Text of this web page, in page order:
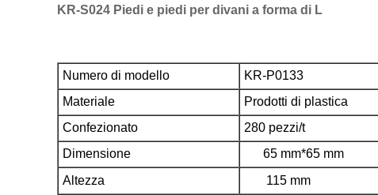
KR-S024 Piedi e piedi per divani a forma di L
Numero di modello
KR-P0133
Materiale
Prodotti di plastica
Confezionato
280 pezzi/t
Dimensione
65 mm*65 mm
Altezza
115 mm